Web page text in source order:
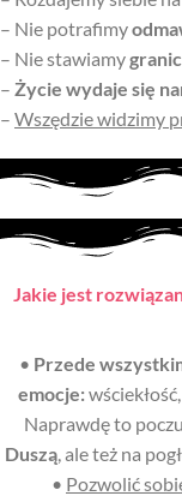
– Nie potrafimy
– Nie stawiamygranic
– Życie wydaje się
– Wszędzie widzimy
Jakie jest
• Przede
emocje:
Naprawdę to
Duszą, ale też na
• Pozwolić